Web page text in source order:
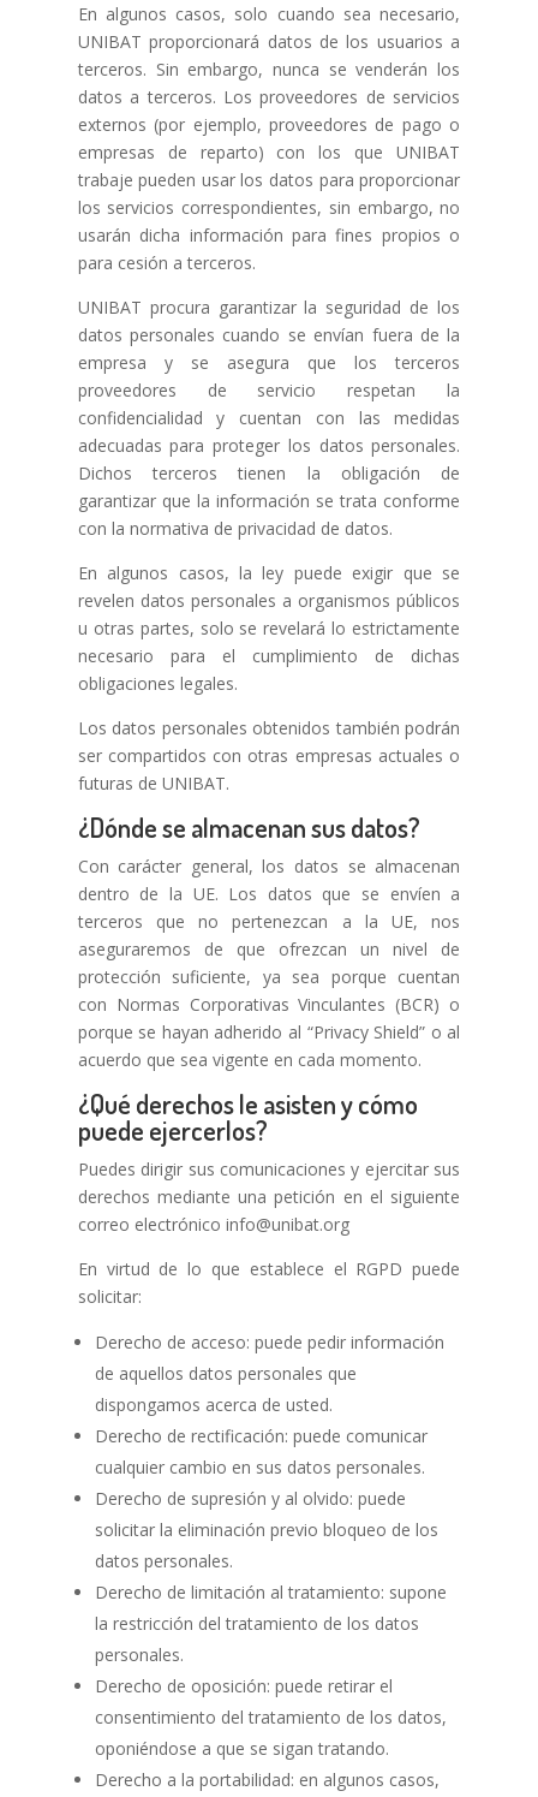
En algunos casos, solo cuando sea necesario,
UNIBAT proporcionará datos de los usuarios a
terceros. Sin embargo, nunca se venderán los
datos a terceros. Los proveedores de servicios
externos (por ejemplo, proveedores de pago o
empresas de reparto) con los que UNIBAT
trabaje pueden usar los datos para proporcionar
los servicios correspondientes, sin embargo, no
usarán dicha información para fines propios o
para cesión a terceros.
UNIBAT procura garantizar la seguridad de los
datos personales cuando se envían fuera de la
empresa y se asegura que los terceros
proveedores de servicio respetan la
confidencialidad y cuentan con las medidas
adecuadas para proteger los datos personales.
Dichos terceros tienen la obligación de
garantizar que la información se trata conforme
con la normativa de privacidad de datos.
En algunos casos, la ley puede exigir que se
revelen datos personales a organismos públicos
u otras partes, solo se revelará lo estrictamente
necesario para el cumplimiento de dichas
obligaciones legales.
Los datos personales obtenidos también podrán
ser compartidos con otras empresas actuales o
futuras de UNIBAT.
¿Dónde se almacenan sus datos?
Con carácter general, los datos se almacenan
dentro de la UE. Los datos que se envíen a
terceros que no pertenezcan a la UE, nos
aseguraremos de que ofrezcan un nivel de
protección suficiente, ya sea porque cuentan
con Normas Corporativas Vinculantes (BCR) o
porque se hayan adherido al “Privacy Shield” o al
acuerdo que sea vigente en cada momento.
¿Qué derechos le asisten y cómo
puede ejercerlos?
Puedes dirigir sus comunicaciones y ejercitar sus
derechos mediante una petición en el siguiente
correo electrónico info@unibat.org
En virtud de lo que establece el RGPD puede
solicitar:
Derecho de acceso: puede pedir información
de aquellos datos personales que
dispongamos acerca de usted.
Derecho de rectificación: puede comunicar
cualquier cambio en sus datos personales.
Derecho de supresión y al olvido: puede
solicitar la eliminación previo bloqueo de los
datos personales.
Derecho de limitación al tratamiento: supone
la restricción del tratamiento de los datos
personales.
Derecho de oposición: puede retirar el
consentimiento del tratamiento de los datos,
oponiéndose a que se sigan tratando.
Derecho a la portabilidad: en algunos casos,